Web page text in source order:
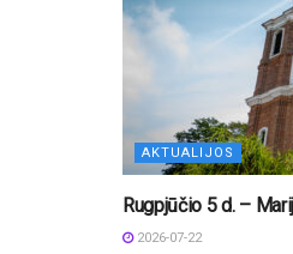
AKTUALIJOS
Rugpjūčio 5 d. –
2026-07-22